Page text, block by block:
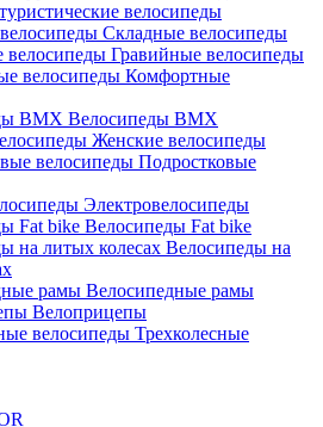
велосипеды
Складные велосипеды
Гравийные велосипеды
Комфортные
Велосипеды BMX
Женские велосипеды
Подростковые
Электровелосипеды
Велосипеды Fat bike
Велосипеды на
Велосипедные рамы
Велоприцепы
Трехколесные